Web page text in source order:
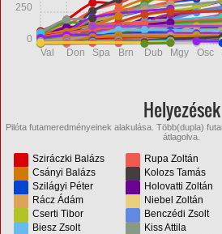
Val Don Spa Brn Dub Mgy Osc
0
250
Helyezések
Pilóta futameredményeinek alakulása. Több(dupla)
átlagolva.
Sziráczki Balázs Rupa Zoltán
Csányi Balázs
Kolozs Tamás
Szilágyi Péter
Holovatti Zoltán
Rácz Ádám
Niebel Zoltán
Cserti Tibor
Benczédi Zsolt
Biesz Zsolt
Kiss Attila